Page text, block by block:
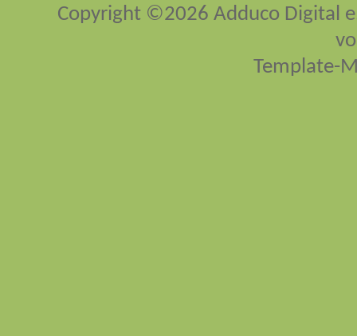
Copyright ©2026 Adduco Digital
Template-